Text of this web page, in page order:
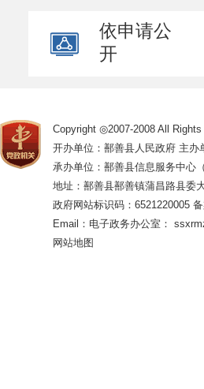
依申请公
开
Copyright ◎2007-2008 All
开办单位：鄯善县人民政府 主办
承办单位：鄯善县信息服务中心
地址：鄯善县鄯善镇蒲昌路县委
政府网站标识码：6521220005
Email：电子政务办公室：
网站地图